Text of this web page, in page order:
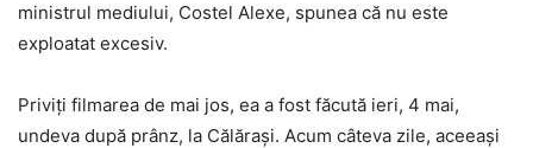
ministrul mediului, Costel Alexe, spunea că nu este
exploatat excesiv.
Priviți filmarea de mai jos, ea a fost făcută ieri, 4 mai,
undeva după prânz, la Călărași. Acum câteva zile, aceeași